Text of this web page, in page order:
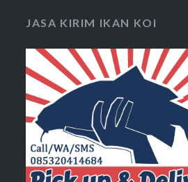
JASA KIRIM IKAN KOI